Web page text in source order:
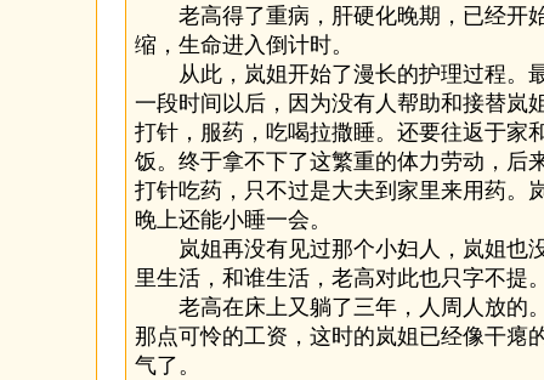
老高得了重病，肝硬化晚期，已经开
缩，生命进入倒计时。
从此，岚姐开始了漫长的护理过程。
一段时间以后，因为没有人帮助和接替岚
打针，服药，吃喝拉撒睡。还要往返于家
饭。终于拿不下了这繁重的体力劳动，后
打针吃药，只不过是大夫到家里来用药。
晚上还能小睡一会。
岚姐再没有见过那个小妇人，岚姐也
里生活，和谁生活，老高对此也只字不提
老高在床上又躺了三年，人周人放的
那点可怜的工资，这时的岚姐已经像干瘪
气了。